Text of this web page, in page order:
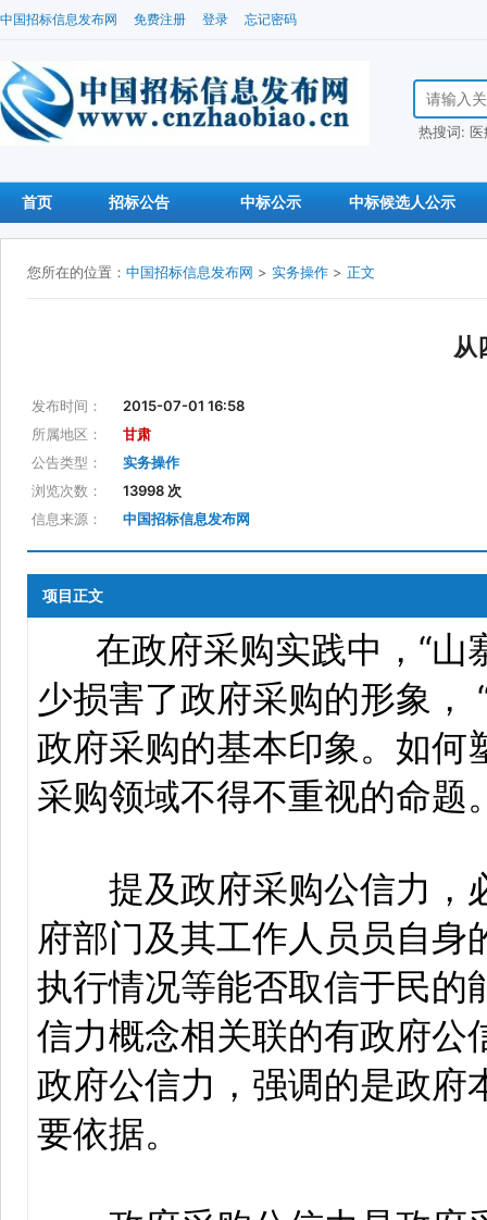
中国招标信息发布网 免费注册 登录 忘记密码
搜索招标信
热搜词:
首页 招标公告 中标公示 中标候选人公示
您所在的位置： 中国招标信息发布网 > 实务操作 > 正文
从
发布时间：
2015-07-01 16:58
所属地区：
甘肃
公告类型：
实务操作
浏览次数：
13998 次
信息来源：
中国招标信息发布网
项目正文